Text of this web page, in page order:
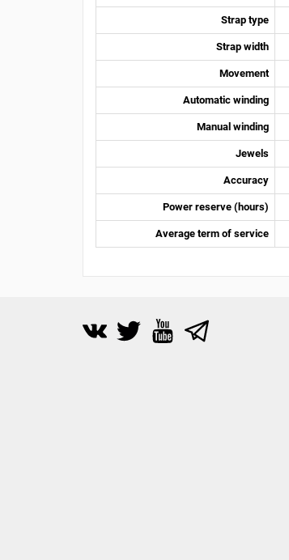
Strap type
Strap width
Movement
Automatic winding
Manual winding
Jewels
Accuracy
Power reserve (hours)
Average term of service